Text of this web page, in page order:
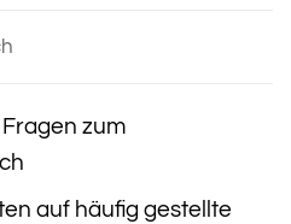
zum
auf häufig gestellte